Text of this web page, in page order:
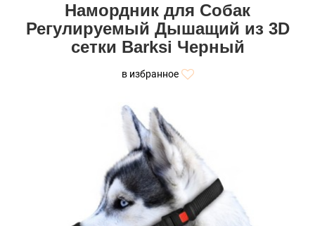
Намордник для Собак
Регулируемый Дышащий из 3D
сетки Barksi Черный
в избранное